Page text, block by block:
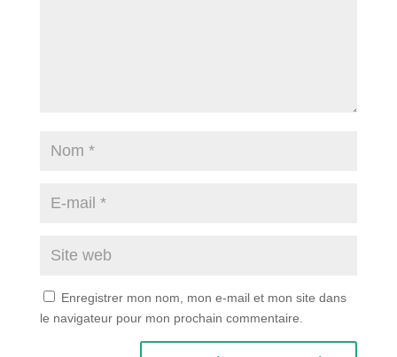
Enregistrer mon nom, mon e-mail et mon site dans
le navigateur pour mon prochain commentaire.